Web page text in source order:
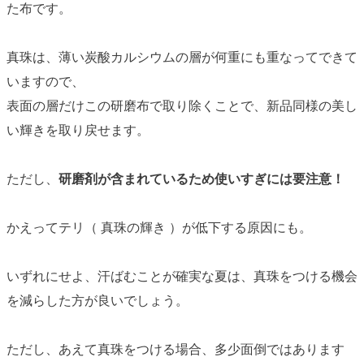
た布です。
真珠は、薄い炭酸カルシウムの層が何重にも重なってできて
いますので、
表面の層だけこの研磨布で取り除くことで、新品同様の美し
い輝きを取り戻せます。
ただし、 研磨剤が含まれているため使いすぎには要注意！
かえってテリ（ 真珠の輝き ）が低下する原因にも。
いずれにせよ、汗ばむことが確実な夏は、真珠をつける機会
を減らした方が良いでしょう。
ただし、あえて真珠をつける場合、多少面倒ではあります